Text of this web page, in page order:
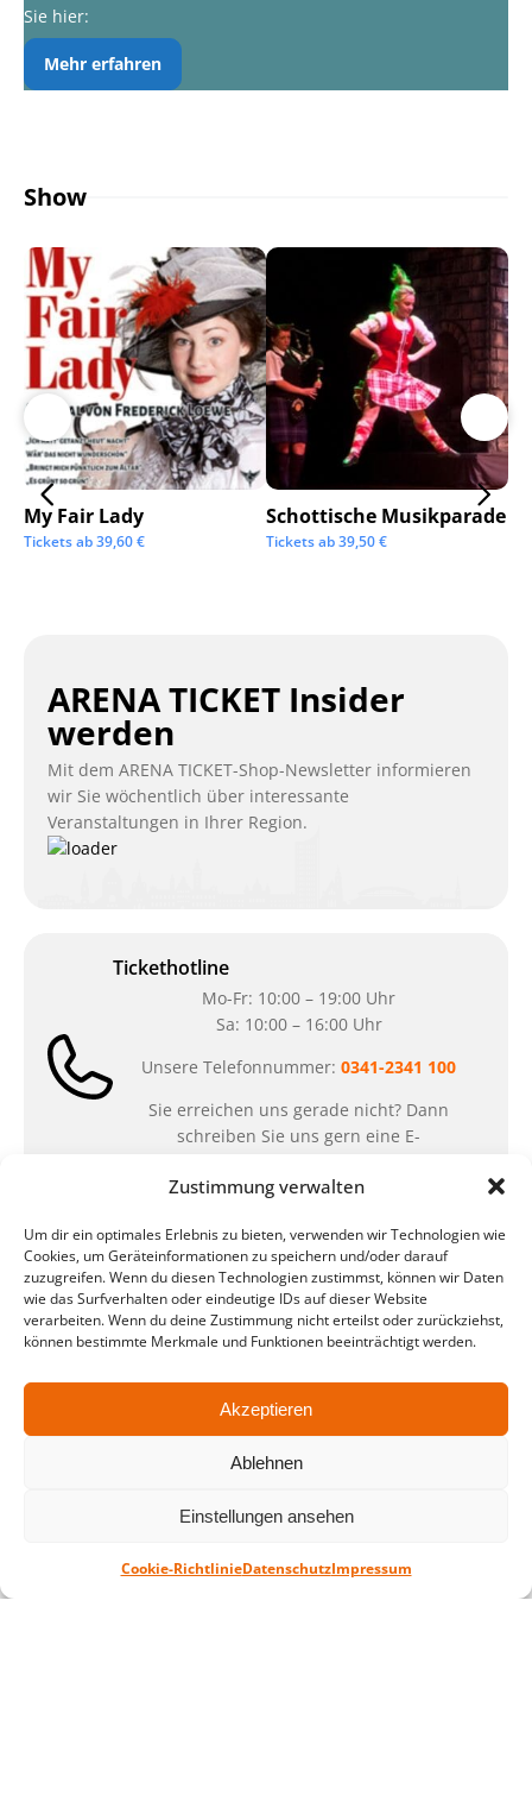
Zustimmung verwalten
Um dir ein optimales Erlebnis zu bieten, verwenden wir Technologien wie
Cookies, um Geräteinformationen zu speichern und/oder darauf
zuzugreifen. Wenn du diesen Technologien zustimmst, können wir Daten
wie das Surfverhalten oder eindeutige IDs auf dieser Website
verarbeiten. Wenn du deine Zustimmung nicht erteilst oder zurückziehst,
können bestimmte Merkmale und Funktionen beeinträchtigt werden.
Akzeptieren
Ablehnen
Einstellungen ansehen
Cookie-RichtlinieDatenschutzImpressum
Sie hier:
Mehr erfahren
Show
My Fair Lady
Tickets ab39,60€
Schottische Musikparade
Tickets ab39,50€
ARENA TICKET Insider
werden
Mit dem ARENA TICKET-Shop-Newsletter informieren
wir Sie wöchentlich über interessante
Veranstaltungen in Ihrer Region.
Tickethotline
Mo-Fr: 10:00 – 19:00 Uhr
Sa: 10:00 – 16:00 Uhr
Unsere Telefonnummer: 0341-2341 100
Sie erreichen uns gerade nicht? Dann
schreiben Sie uns gern eine E-
Kassenöffnungszeiten
unsere Sonderöffnungszeiten im Sommer:
in der Zeit vom 06.07. – 07.08.2026
Montag – Freitag: 10-18 Uhr Samstag:
Am Sportforum 2, 04105 Leipzig
Sie erreichen uns mit dem Öffentlichen